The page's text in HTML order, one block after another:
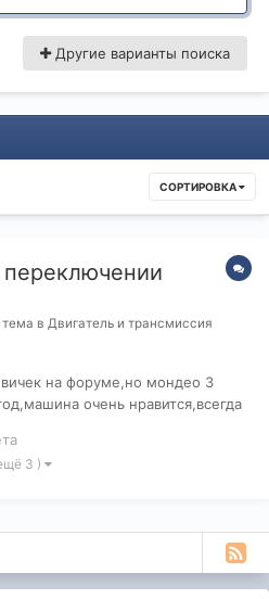
Другие варианты поиска
СОРТИРОВКА
в Двигатель и трансмиссия
на форуме,но мондео 3
очень нравится,всегда
вам за ваш труд!!! НО
побудило меня на
3 )